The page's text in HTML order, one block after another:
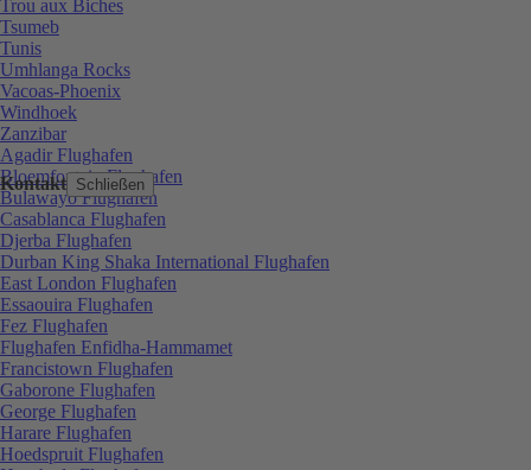
Kontakt Schließen
Trou aux Biches
Tsumeb
Tunis
Umhlanga Rocks
Vacoas-Phoenix
Windhoek
Zanzibar
Agadir Flughafen
Bloemfontein Flughafen
Bulawayo Flughafen
Casablanca Flughafen
Djerba Flughafen
Durban King Shaka International Flughafen
East London Flughafen
Essaouira Flughafen
Fez Flughafen
Flughafen Enfidha-Hammamet
Francistown Flughafen
Gaborone Flughafen
George Flughafen
Harare Flughafen
Hoedspruit Flughafen